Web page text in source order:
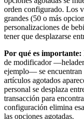
Handheld
Terminal
Register
Stand
Kiosk
Reader sin
orden configurado. Los
grandes (50 o más
personalizaciones de
tener que desplazarse
Por qué es importante:
de modificador
ejemplo— se encuentran
artículos agotados
personal se desplaza
transacción para
configuración elimina
las opciones agotadas.